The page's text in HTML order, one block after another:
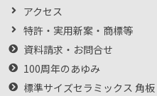
アクセス
特許・実用新案・商標等
資料請求・お問合せ
100周年のあゆみ
標準サイズセラミックス 角